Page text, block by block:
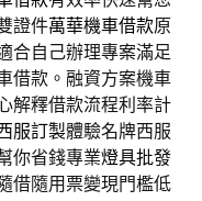
證件萬華機車借款原
合自己辦理專案滿足
借款。融資方案機車
解釋借款流程利率計
服訂製體驗名牌西服
你省錢專業燈具批發
借隨用票變現門檻低